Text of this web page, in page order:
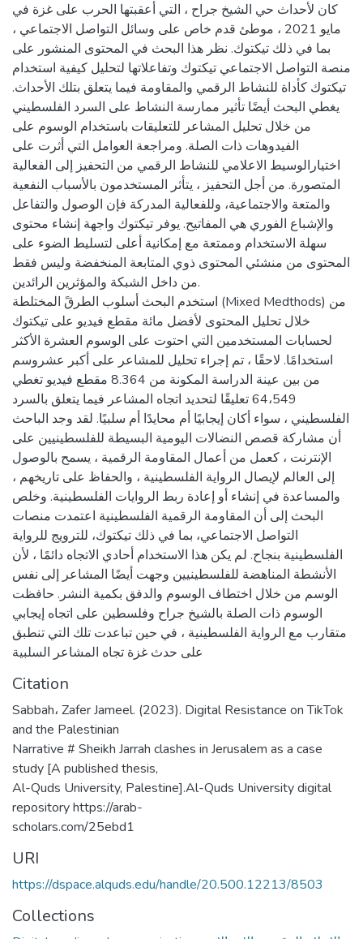
كان لأحداث حي الشيخ جراح ، التي أعقبتها الحرب على غزة في
مايو 2021 ، موطئ قدم خاص على وسائل التواصل الاجتماعي ،
بما في ذلك تيكتوك. نظر هذا البحث في المحتوى المنشور على
منصة التواصل الاجتماعي تيكتوك وتفاعلاتها لتحليل كيفية استخدام
تيكتوك كأداة للنشاط الرقمي والمقاومة فيما يتعلق بتلك الأحداث.
يغطي البحث أيضًا تأثير ممارسة النشاط على السرد الفلسطيني
من خلال تحليل المشاعر للتعليقات باستخدام الوسوم على
الفيدوهات ذات الصلة. ومراجعة العوامل التي أثرت على
اختيارالوسيط الاعلامي للنشاط الرقمي من التحفيز إلى الفعالية
المتصورة. من أجل التحفيز ، يتأثر المستخدمون بالأسباب النفعية
والمتعة والاجتماعية، وللفعالية المدركة فإن الوصول والتفاعل
والإشباع الفوري هي المفاتيح. يوفر تيكتوك واجهة إنشاء محتوى
سهلة الاستخدام وممتعة مع إمكانية أعلى لتسليط الضوء على
المحتوى من منشئي المحتوى ذوي المتابعة المنخفضة وليس فقط
من داخل الشبكة والمؤثرين الرائدين.
استخدم البحث أسلوب الطرقً المختلطة (Mixed Medthods) من
خلال تحليل المحتوى لأفضل مائة مقطع فيديو على تيكتوك
لحسابات المستخدمين التي احتوت على الوسوم العشرة الأكثر
استخدامًا. لاحقًا ، تم إجراء تحليل للمشاعر على أكبر عشروسم
من بين عينة الدراسة المكونة من 8.364 مقطع فيديو تغطي
64،549 تعليقًا لتحديد اتجاه المشاعر فيما يتعلق بالسرد
الفلسطيني ، سواء أكان إيجابيًا أم محايدًا أم سلبيًا. لقد وجد الباحث
أن مشاركة قصص النضالات اليومية البسيطة للفلسطينيين على
الإنترنت ، كعمل من أعمال المقاومة الرقمية ، يسمح بالوصول
إلى العالم لإيصال الرواية الفلسطينية ، والحفاظ على تاريخهم ،
والمساعدة في إنشاء أو إعادة ربط الروايات الفلسطينية. وخلص
البحث إلى أن المقاومة الرقمية الفلسطينية اعتمدت منصات
التواصل الاجتماعي، بما في ذلك تيكتوك، للترويج للرواية
الفلسطينية بنجاح. لم يكن هذا الاستخدام أحادي الاتجاه دائمًا ، لأن
الأنشطة المناهضة للفلسطينيين وجهت أيضًا المشاعر إلى نفس
الوسم من خلال اختطاف الوسوم والدفق بكمية النشر. حافظت
الوسوم ذات الصلة بالشيخ جراح وفلسطين على اتجاه إيجابي
متقارب مع الرواية الفلسطينية ، في حين تباعدت تلك التي تنطبق
على حدث غزة تجاه المشاعر السلبية
Citation
Sabbah، Zafer Jameel. (2023). Digital Resistance on TikTok
and the Palestinian
Narrative # Sheikh Jarrah clashes in Jerusalem as a case
study [A published thesis,
Al-Quds University, Palestine].Al-Quds University digital
repository https://arab-
scholars.com/25ebd1
URI
https://dspace.alquds.edu/handle/20.500.12213/8503
Collections